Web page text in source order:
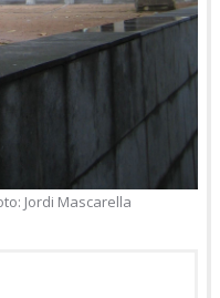
Jordi Mascarella